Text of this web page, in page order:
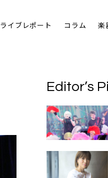
ライブレポート コラム 楽
Editor’s